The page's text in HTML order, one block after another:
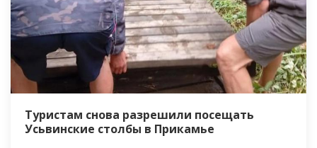
Туристам снова разрешили посещать
Усьвинские столбы в Прикамье